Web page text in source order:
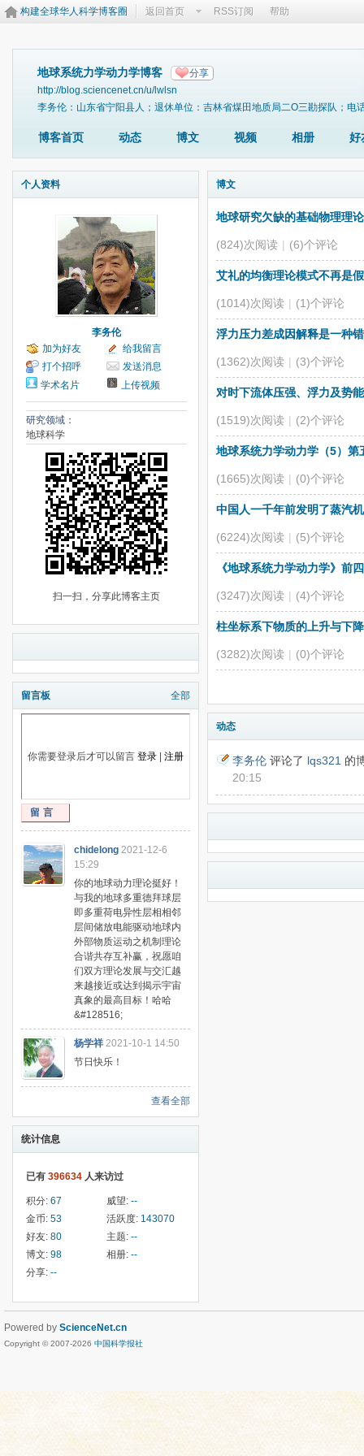
构建全球华人科学博客圈 返回首页 RSS订阅 帮助
地球系统力学动力学博客 分享
http://blog.sciencenet.cn/u/lwlsn
李务伦：山东省宁阳县人；退休单位：吉林省煤田地质局二O三勘探队；电
博客首页 动态 博文 视频 相册 好
个人资料
李务伦
加为好友
给我留言
打个招呼
发送消息
学术名片
上传视频
研究领域：
地球科学
扫一扫，分享此博客主页
留言板 全部
你需要登录后才可以留言 登录 注册
留言
chidelong 2021-12-6
15:29
你的地球动力理论挺好！
与我的地球多重德拜球层
即多重荷电异性层相相邻
层间储放电能驱动地球内
外部物质运动之机制理论
合谐共存互补赢，祝愿咱
们双方理论发展与交汇越
来越接近或达到揭示宇宙
真象的最高目标！哈哈
&#128516;
杨学祥 2021-10-1 14:50
节日快乐！
查看全部
统计信息
已有 396634 人来访过
积分: 67 威望: --
金币: 53 活跃度: 143070
好友: 80 主题: --
博文: 98 相册: --
分享: --
博文
地球研究欠缺的基础物理理
(824)次阅读 | (6)个评论
艾礼的均衡理论模式不再是
(1014)次阅读 | (1)个评论
浮力压力差成因解释是一种
(1362)次阅读 | (3)个评论
对时下流体压强、浮力及势
(1519)次阅读 | (2)个评论
地球系统力学动力学（5）
(1665)次阅读 | (0)个评论
中国人一千年前发明了蒸汽机
(6224)次阅读 | (5)个评论
《地球系统力学动力学》前
(3247)次阅读 | (4)个评论
柱坐标系下物质的上升与下
(3282)次阅读 | (0)个评论
动态
李务伦 评论了 lqs321 的
20:15
Powered by ScienceNet.cn
Copyright © 2007-2026 中国科学报社